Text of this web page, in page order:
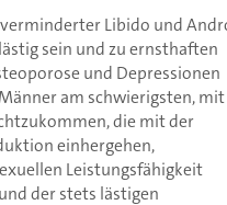
Libido und
sein und zu ernsthaften
und Depressionen
am schwierigsten, mit
die mit der
einhergehen,
Leistungsfähigkeit
der stets lästigen